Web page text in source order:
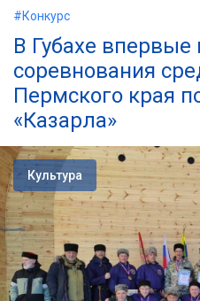
#Конкурс
​В Губахе
соревнования
Пермского края
«Казарла»
Культура